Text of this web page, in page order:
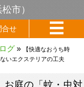
市）
合せ
グ »
【快適なおうち時
いエクステリアの工夫
お庭の「蚊・虫対